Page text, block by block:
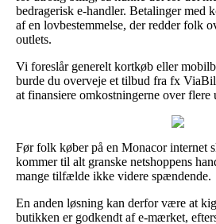
bedragerisk e-handler. Betalinger med
af en lovbestemmelse, der redder folk
outlets.
Vi foreslår generelt kortkøb eller
burde du overveje et tilbud fra fx
at finansiere omkostningerne over flere
Før folk køber på en Monacor internet
kommer til alt granske netshoppens
mange tilfælde ikke videre spændende.
En anden løsning kan derfor være at
butikken er godkendt af e-mærket,